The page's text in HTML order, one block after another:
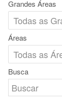
Grandes Áreas
Áreas
Busca